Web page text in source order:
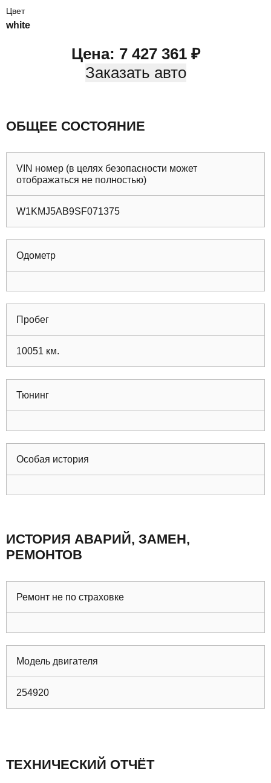
Цвет
white
Цена: 7 427 361₽
Заказать авто
ОБЩЕЕ СОСТОЯНИЕ
VIN номер (в целях безопасности может
отображаться не полностью)
W1KMJ5AB9SF071375
Одометр
Пробег
10051 км.
Тюнинг
Особая история
ИСТОРИЯ АВАРИЙ, ЗАМЕН,
РЕМОНТОВ
Ремонт не по страховке
Модель двигателя
254920
ТЕХНИЧЕСКИЙ ОТЧЁТ